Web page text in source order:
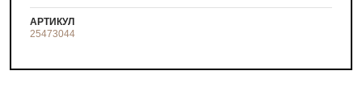
АРТИКУЛ
25473044